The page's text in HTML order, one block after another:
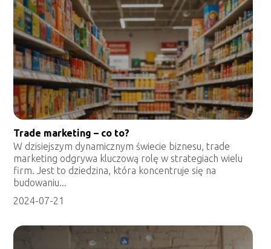
Trade marketing – co to?
W dzisiejszym dynamicznym świecie biznesu, trade
marketing odgrywa kluczową rolę w strategiach wielu
firm. Jest to dziedzina, która koncentruje się na
budowaniu...
2024-07-21